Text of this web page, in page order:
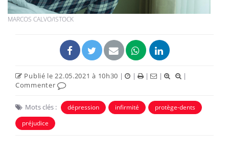
MARCOS CALVO/ISTOCK
Publié le 22.05.2021 à 10h30 | | | |
|
Commenter
Mots clés : dépression infirmité
protège-dents
préjudice